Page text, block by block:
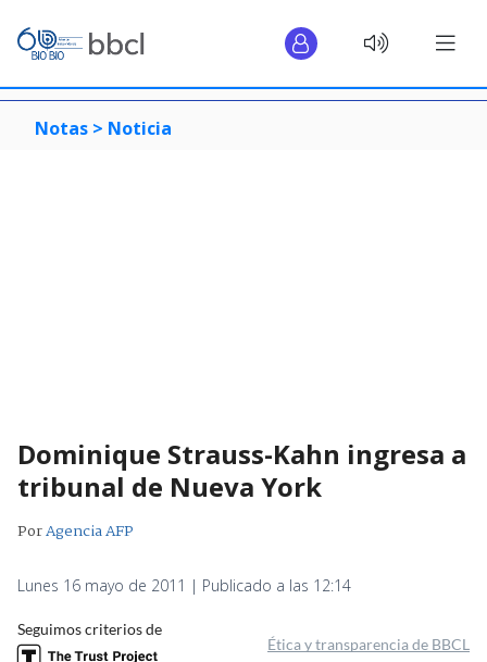
Notas > Noticia
Dominique Strauss-Kahn ingresa a
tribunal de Nueva York
PorAgencia AFP
Lunes 16 mayo de 2011 | Publicado a las 12:14
Seguimos criterios de
Ética y transparencia de BBCL